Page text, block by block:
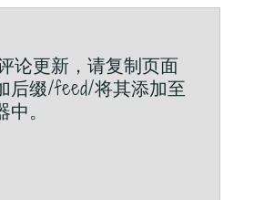
论更新，请复制页面
后缀/feed/将其添加至
。